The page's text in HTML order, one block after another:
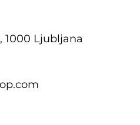
1000 Ljubljana